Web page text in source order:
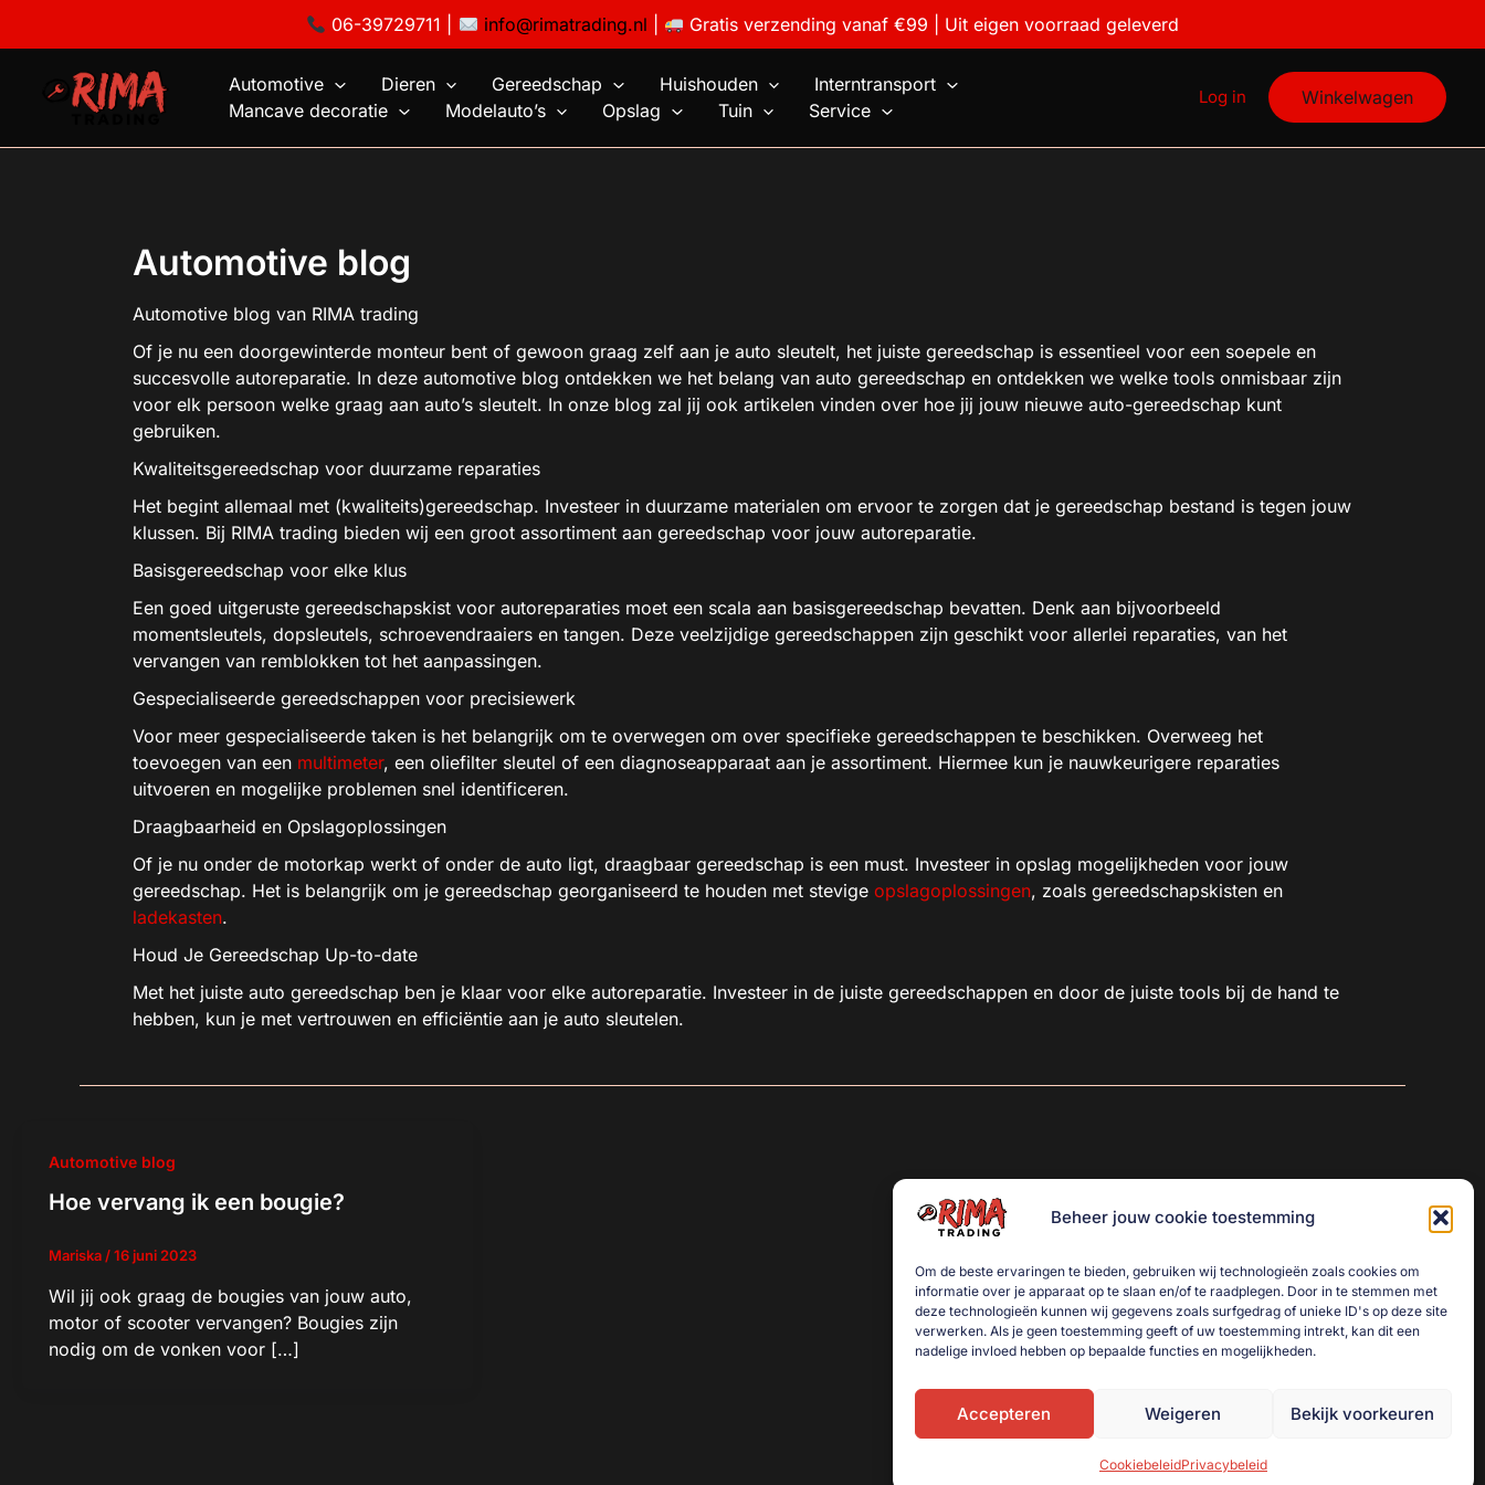
06-39729711 | info@rimatrading.nl Gratis verzending vanaf €99 | Uit eigen voorraad geleverd
Beheer jouw cookie toestemming
Om de beste ervaringen te bieden, gebruiken wij technologieën zoals cookies om
informatie over je apparaat op te slaan en/of te raadplegen. Door in te stemmen met
deze technologieën kunnen wij gegevens zoals surfgedrag of unieke ID's op deze site
verwerken. Als je geen toestemming geeft of uw toestemming intrekt, kan dit een
nadelige invloed hebben op bepaalde functies en mogelijkheden.
Accepteren Weigeren Bekijk voorkeuren
CookiebeleidPrivacybeleid
inhoud
Automotive Dieren Gereedschap Huishouden
Interntransport
Mancave decoratie
Modelauto’s Opslag Tuin Service
Log in Winkelwagen
Automotive blog
Automotive blog van RIMA trading
Of je nu een doorgewinterde monteur bent of gewoon graag zelf aan je auto sleutelt, het juiste gereedschap is essentieel voor een soepele en
succesvolle autoreparatie. In deze automotive blog ontdekken we het belang van auto gereedschap en ontdekken we welke tools onmisbaar zijn
voor elk persoon welke graag aan auto’s sleutelt. In onze blog zal jij ook artikelen vinden over hoe jij jouw nieuwe auto-gereedschap kunt
gebruiken.
Kwaliteitsgereedschap voor duurzame reparaties
Het begint allemaal met (kwaliteits)gereedschap. Investeer in duurzame materialen om ervoor te zorgen dat je gereedschap bestand is tegen jouw
klussen. Bij RIMA trading bieden wij een groot assortiment aan gereedschap voor jouw autoreparatie.
Basisgereedschap voor elke klus
Een goed uitgeruste gereedschapskist voor autoreparaties moet een scala aan basisgereedschap bevatten. Denk aan bijvoorbeeld
momentsleutels, dopsleutels, schroevendraaiers en tangen. Deze veelzijdige gereedschappen zijn geschikt voor allerlei reparaties, van het
vervangen van remblokken tot het aanpassingen.
Gespecialiseerde gereedschappen voor precisiewerk
Voor meer gespecialiseerde taken is het belangrijk om te overwegen om over specifieke gereedschappen te beschikken. Overweeg het
toevoegen van een multimeter, een oliefilter sleutel of een diagnoseapparaat aan je assortiment. Hiermee kun je nauwkeurigere reparaties
uitvoeren en mogelijke problemen snel identificeren.
Draagbaarheid en Opslagoplossingen
Of je nu onder de motorkap werkt of onder de auto ligt, draagbaar gereedschap is een must. Investeer in opslag mogelijkheden voor jouw
gereedschap. Het is belangrijk om je gereedschap georganiseerd te houden met stevige opslagoplossingen, zoals gereedschapskisten en
ladekasten.
Houd Je Gereedschap Up-to-date
Met het juiste auto gereedschap ben je klaar voor elke autoreparatie. Investeer in de juiste gereedschappen en door de juiste tools bij de hand te
hebben, kun je met vertrouwen en efficiëntie aan je auto sleutelen.
Automotive blog
Hoe vervang ik een bougie?
Mariska/16 juni 2023
Wil jij ook graag de bougies van jouw auto,
motor of scooter vervangen? Bougies zijn
nodig om de vonken voor […]